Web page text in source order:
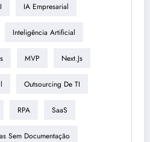
IA Empresarial
Inteligência Artificial
MVP Next.js
Outsourcing De TI
RPA SaaS
Sem Documentação